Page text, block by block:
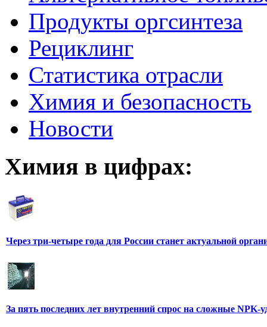
Продукты оргсинтеза
Рециклинг
Статистика отрасли
Химия и безопасность
Новости
Химия в цифрах:
Через три-четыре года для России станет актуальной
За пять последних лет внутренний спрос на сложные NPK-